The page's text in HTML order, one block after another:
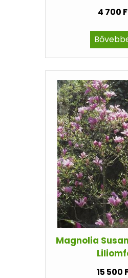
4 700
Magnolia
15 500